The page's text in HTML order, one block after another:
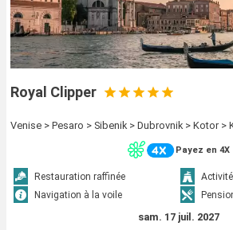
Royal Clipper
Venise > Pesaro > Sibenik > Dubrovnik > Kotor >
Payez en 4X
Restauration raffinée
Navigation à la voile
sam. 17 juil. 2027